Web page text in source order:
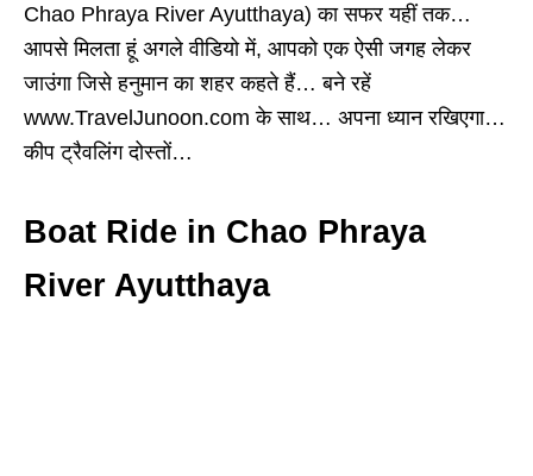
Chao Phraya River Ayutthaya) का सफर यहीं तक…
आपसे मिलता हूं अगले वीडियो में, आपको एक ऐसी जगह लेकर
जाउंगा जिसे हनुमान का शहर कहते हैं… बने रहें
www.TravelJunoon.com के साथ… अपना ध्यान रखिएगा…
कीप ट्रैवलिंग दोस्तों…
Boat Ride in Chao Phraya
River Ayutthaya